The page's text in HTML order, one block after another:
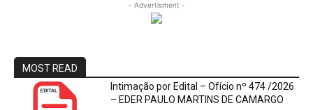
- Advertisment -
MOST READ
Intimação por Edital – Ofício nº 474 /2026
– EDER PAULO MARTINS DE CAMARGO